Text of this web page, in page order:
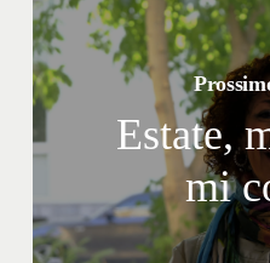
Estate,
mi